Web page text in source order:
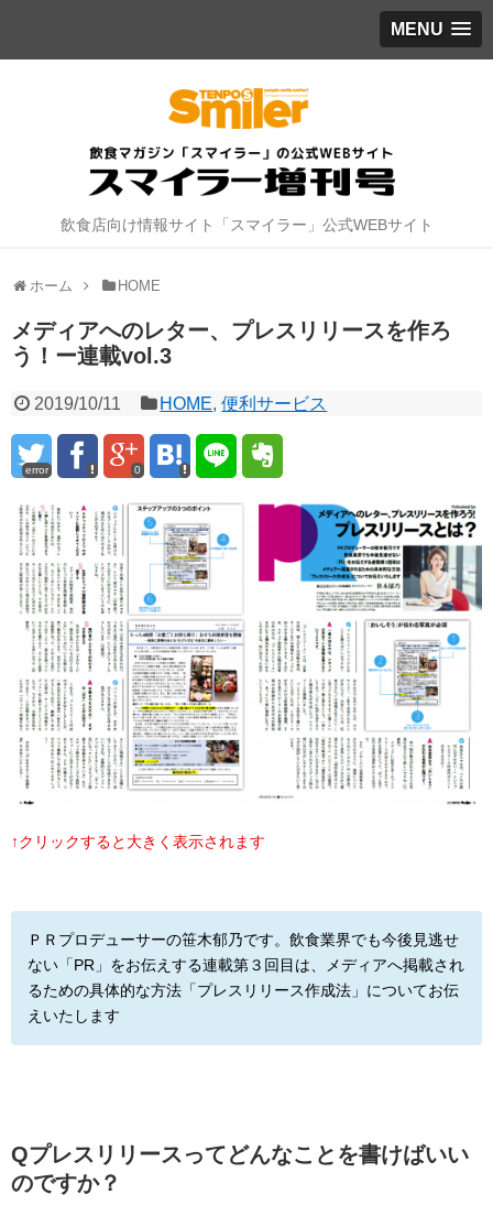
MENU
飲食店向け情報サイト「スマイラー」公式WEBサイト
ホーム HOME
メディアへのレター、プレスリリースを作ろ
う！ー連載vol.3
2019/10/11 HOME,便利サービス
error 0
↑クリックすると大きく表示されます
ＰＲプロデューサーの笹木郁乃です。飲食業界でも今後見逃せ
ない「PR」をお伝えする連載第３回目は、メディアへ掲載され
るための具体的な方法「プレスリリース作成法」についてお伝
えいたします
Qプレスリリースってどんなことを書けばいい
のですか？